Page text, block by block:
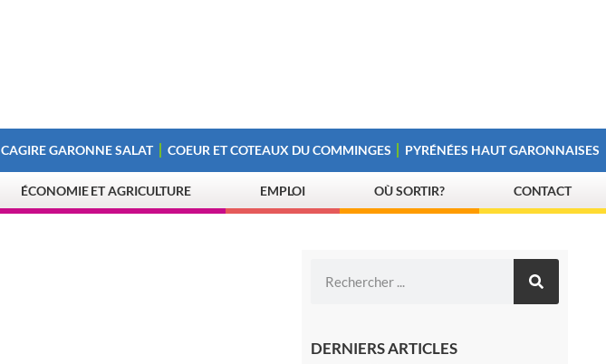
CAGIRE GARONNE SALAT COEUR ET COTEAUX DU COMMINGES PYRÉNÉES HAUT GARONNAISES
ÉCONOMIE ET AGRICULTURE EMPLOI OÙ SORTIR? CONTACT
DERNIERS ARTICLES